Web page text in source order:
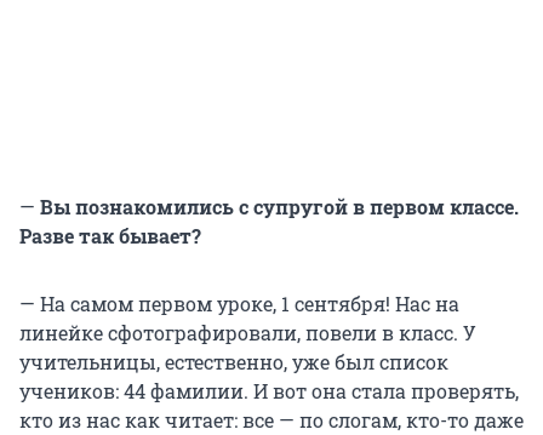
— Вы познакомились с супругой в первом классе.
Разве так бывает?
— На самом первом уроке, 1 сентября! Нас на
линейке сфотографировали, повели в класс. У
учительницы, естественно, уже был список
учеников: 44 фамилии. И вот она стала проверять,
кто из нас как читает: все — по слогам, кто-то даже